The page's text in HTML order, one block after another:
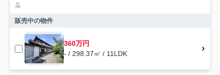
る
販売中の物件
360万円
- / 298.37㎡ / 11LDK